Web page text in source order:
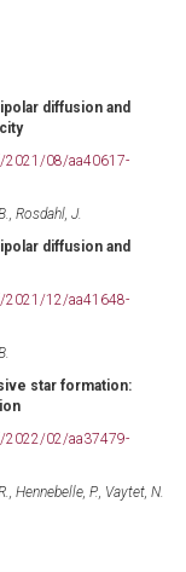
diffusion and
2021/08/aa40617-
Rosdahl, J.
diffusion and
2021/12/aa41648-
star formation:
2022/02/aa37479-
Hennebelle, P., Vaytet, N.